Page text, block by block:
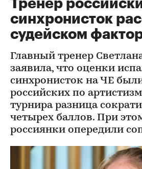
Тренер
синхронисток
судейском
Главный тренер
заявила, что оценки
синхронисток на ЧЕ
российских по
турнира разница
четырех баллов. При
россиянки опередили